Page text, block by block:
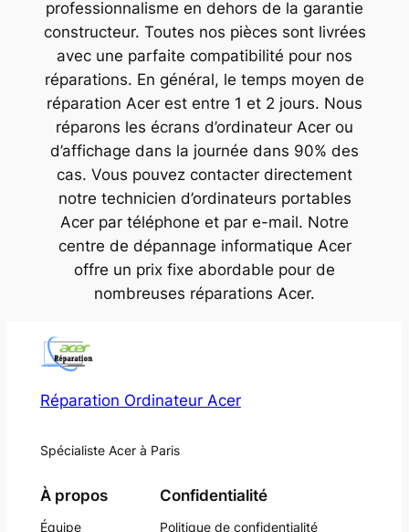
professionnalisme en dehors de la garantie
constructeur. Toutes nos pièces sont livrées
avec une parfaite compatibilité pour nos
réparations. En général, le temps moyen de
réparation Acer est entre 1 et 2 jours. Nous
réparons les écrans d’ordinateur Acer ou
d’affichage dans la journée dans 90% des
cas. Vous pouvez contacter directement
notre technicien d’ordinateurs portables
Acer par téléphone et par e-mail. Notre
centre de dépannage informatique Acer
offre un prix fixe abordable pour de
nombreuses réparations Acer.
Réparation Ordinateur Acer
Spécialiste Acer à Paris
À propos
Équipe
Confidentialité
Politique de confidentialité